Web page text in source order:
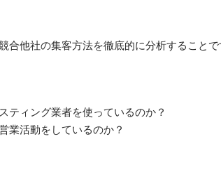
他社の集客方法を徹底的に分析することで
ティング業者を使っているのか？
業活動をしているのか？